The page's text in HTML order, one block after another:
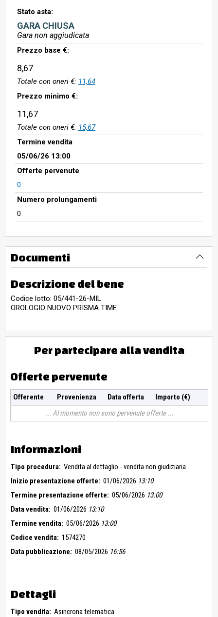
Stato asta:
GARA CHIUSA
Gara non aggiudicata
Prezzo base €:
8,67
Totale con oneri €: 11,64
Prezzo minimo €:
11,67
Totale con oneri €: 15,67
Termine vendita
05/06/26 13:00
Offerte pervenute
0
Numero prolungamenti
0
Documenti
Descrizione del bene
Codice lotto: 05/441-26-MIL
OROLOGIO NUOVO PRISMA TIME
Per partecipare alla vendita
Offerte pervenute
Offerente Provenienza Data offerta
Importo (€)
Al momento non sono pervenute offerte
Informazioni
Tipo procedura: Vendita al dettaglio - vendita non giudiziaria
Inizio presentazione offerte: 01/06/2026 13:10
Termine presentazione offerte: 05/06/2026 13:00
Data vendita: 01/06/2026 13:10
Termine vendita: 05/06/2026 13:00
Codice vendita: 1574270
Data pubblicazione: 08/05/2026 16:56
Dettagli
Tipo vendita: Asincrona telematica